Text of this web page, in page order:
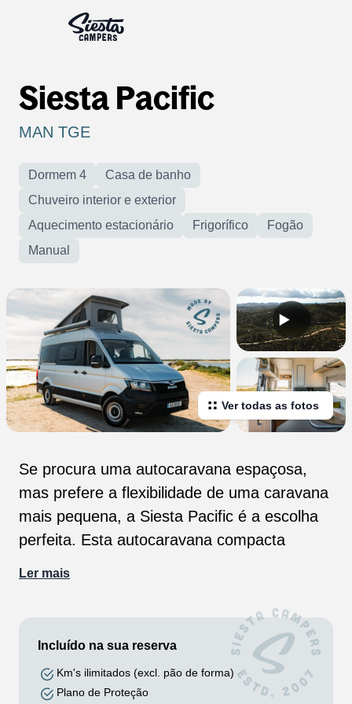
Siesta Pacific
MAN TGE
Dormem 4
Casa de banho
Chuveiro interior e exterior
Aquecimento estacionário
Frigorífico
Fogão
Manual
Ver todas as fotos
Se procura uma autocaravana espaçosa,
mas prefere a flexibilidade de uma caravana
mais pequena, a Siesta Pacific é a escolha
perfeita. Esta autocaravana compacta
oferece inúmeras comodidades num formato
quem aluga pela primeira vez. A maior
diferença que separa a Siesta Pacific das
nossas autocaravanas mais pequenas é a
privacidade adicional de um chuveiro e casa
Ler mais
Incluído na sua reserva
Km's ilimitados (excl. pão de forma)
Plano de Proteção